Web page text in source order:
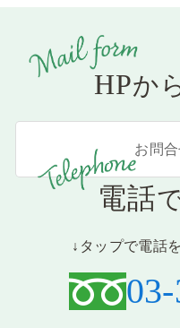
HPか
お問
電話
↓タップで電話